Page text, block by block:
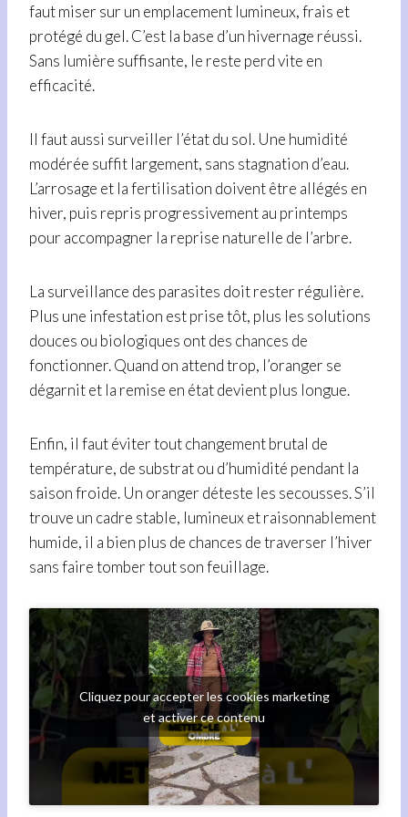
faut miser sur un emplacement lumineux, frais et
protégé du gel. C’est la base d’un hivernage réussi.
Sans lumière suffisante, le reste perd vite en
efficacité.
Il faut aussi surveiller l’état du sol. Une humidité
modérée suffit largement, sans stagnation d’eau.
L’arrosage et la fertilisation doivent être allégés en
hiver, puis repris progressivement au printemps
pour accompagner la reprise naturelle de l’arbre.
La surveillance des parasites doit rester régulière.
Plus une infestation est prise tôt, plus les solutions
douces ou biologiques ont des chances de
fonctionner. Quand on attend trop, l’oranger se
dégarnit et la remise en état devient plus longue.
Enfin, il faut éviter tout changement brutal de
température, de substrat ou d’humidité pendant la
saison froide. Un oranger déteste les secousses. S’il
trouve un cadre stable, lumineux et raisonnablement
humide, il a bien plus de chances de traverser l’hiver
sans faire tomber tout son feuillage.
Cliquez pour accepter les cookies marketing
et activer ce contenu